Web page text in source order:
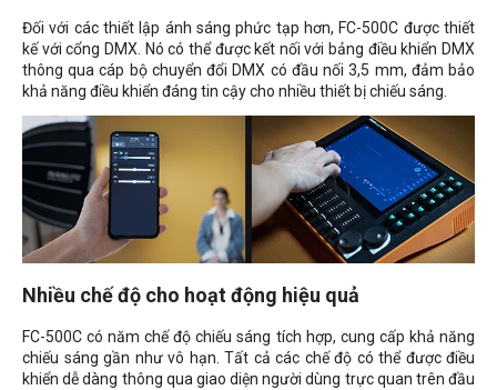
Đối với các thiết lập ánh sáng phức tạp hơn, FC-500C được thiết
kế với cổng DMX. Nó có thể được kết nối với bảng điều khiển DMX
thông qua cáp bộ chuyển đổi DMX có đầu nối 3,5 mm, đảm bảo
khả năng điều khiển đáng tin cậy cho nhiều thiết bị chiếu sáng.
Nhiều chế độ cho hoạt động hiệu quả
FC-500C có năm chế độ chiếu sáng tích hợp, cung cấp khả năng
chiếu sáng gần như vô hạn. Tất cả các chế độ có thể được điều
khiển dễ dàng thông qua giao diện người dùng trực quan trên đầu